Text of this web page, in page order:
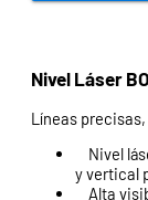
Nivel Láser
Líneas
Nivel
y vertical
Alta